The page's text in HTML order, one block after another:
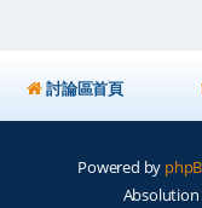
討論區首頁
Powered by